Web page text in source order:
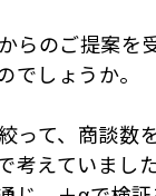
らのご提案を
でしょうか。
って、商談数
考えていまし